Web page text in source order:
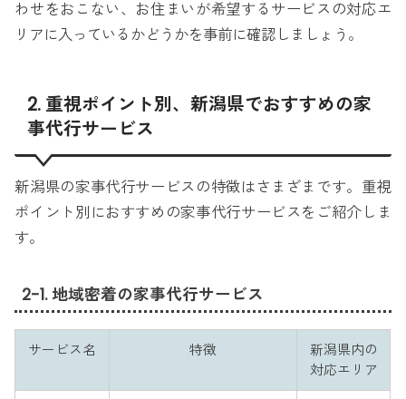
わせをおこない、お住まいが希望するサービスの対応エ
リアに入っているかどうかを事前に確認しましょう。
2. 重視ポイント別、新潟県でおすすめの家
事代行サービス
新潟県の家事代行サービスの特徴はさまざまです。重視
ポイント別におすすめの家事代行サービスをご紹介しま
す。
2-1. 地域密着の家事代行サービス
サービス名 特徴
新潟県内の
対応エリア